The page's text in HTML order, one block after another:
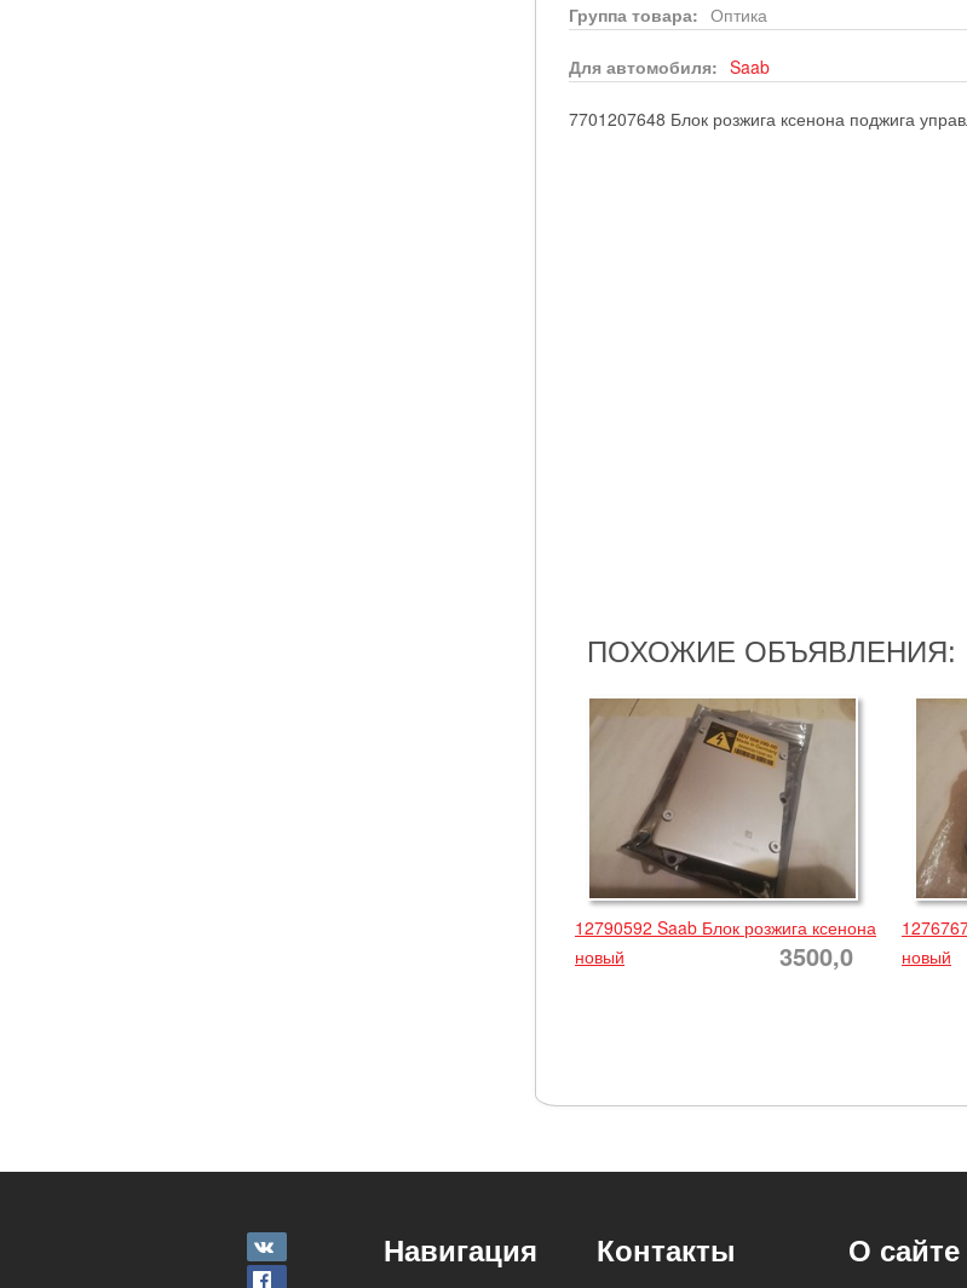
Группа товара: Оптика
Для автомобиля: Saab
7701207648 Блок розжига ксенона поджига
ПОХОЖИЕ ОБЪЯВЛЕНИЯ:
12790592 Saab Блок розжига ксенона
новый
3500,0
новый
Навигация Контакты О сайте